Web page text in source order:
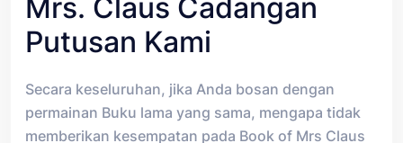
Mrs. Claus Cadangan
Putusan Kami
Secara keseluruhan, jika Anda bosan dengan
permainan Buku lama yang sama, mengapa tidak
memberikan kesempatan pada Book of Mrs Claus